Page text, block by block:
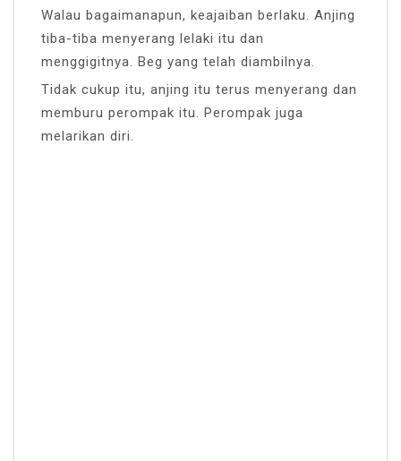
Walau bagaimanapun, keajaiban berlaku. Anjing
tiba-tiba menyerang lelaki itu dan
menggigitnya. Beg yang telah diambilnya.
Tidak cukup itu, anjing itu terus menyerang dan
memburu perompak itu. Perompak juga
melarikan diri.